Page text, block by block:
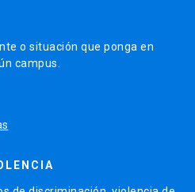
o situación que ponga en
campus.